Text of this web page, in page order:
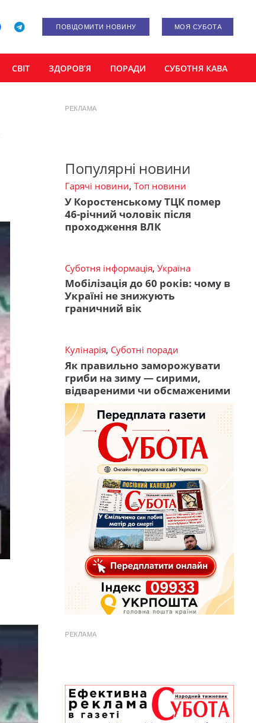
ПОВІДОМИТИ НОВИНУ МОЯ СУБОТА
СВІТ ЗДОРОВ’Я ПОРАДИ СУБОТНЯ КАВА
РЕКЛАМА
Популярні новини
Гарячі новини, Топ новини
У Коростенському ТЦК помер
46-річний чоловік після
проходження ВЛК
Суботня інформація, Україна
Мобілізація до 60 років: чому в
Україні не знижують
граничний вік
Кулінарія, Суботні поради
Як правильно заморожувати
гриби на зиму — сирими,
відвареними чи обсмаженими
РЕКЛАМА